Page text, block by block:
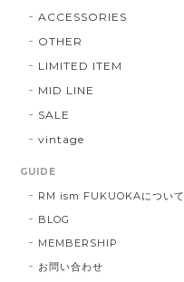
ACCESSORIES
OTHER
LIMITED ITEM
MID LINE
SALE
vintage
GUIDE
RM ism FUKUOKAについて
BLOG
MEMBERSHIP
お問い合わせ